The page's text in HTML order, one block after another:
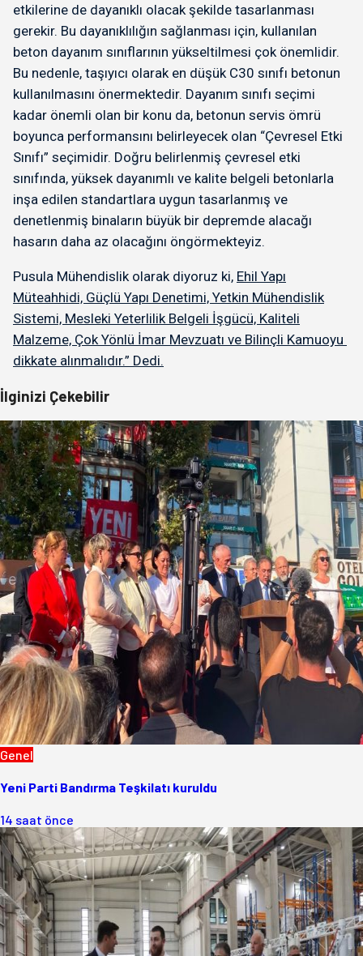
etkilerine de dayanıklı olacak şekilde tasarlanması
gerekir. Bu dayanıklılığın sağlanması için, kullanılan
beton dayanım sınıflarının yükseltilmesi çok önemlidir.
Bu nedenle, taşıyıcı olarak en düşük C30 sınıfı betonun
kullanılmasını önermektedir. Dayanım sınıfı seçimi
kadar önemli olan bir konu da, betonun servis ömrü
boyunca performansını belirleyecek olan “Çevresel Etki
Sınıfı” seçimidir. Doğru belirlenmiş çevresel etki
sınıfında, yüksek dayanımlı ve kalite belgeli betonlarla
inşa edilen standartlara uygun tasarlanmış ve
denetlenmiş binaların büyük bir depremde alacağı
hasarın daha az olacağını öngörmekteyiz.
Pusula Mühendislik olarak diyoruz ki, Ehil Yapı
Müteahhidi, Güçlü Yapı Denetimi, Yetkin Mühendislik
Sistemi, Mesleki Yeterlilik Belgeli İşgücü, Kaliteli
Malzeme, Çok Yönlü İmar Mevzuatı ve Bilinçli Kamuoyu
dikkate alınmalıdır.” Dedi.
İlginizi Çekebilir
Genel
Yeni Parti Bandırma Teşkilatı kuruldu
14 saat önce